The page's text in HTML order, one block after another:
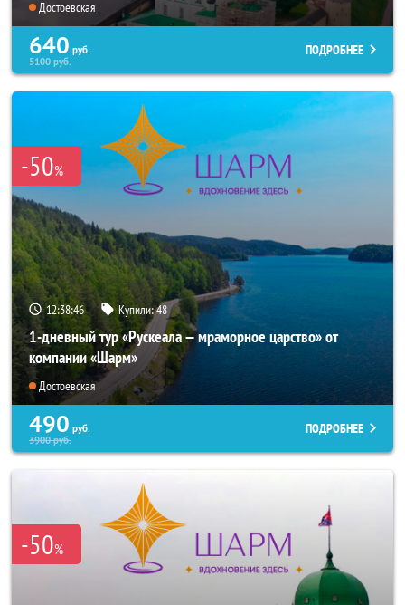
Достоевская
640 руб.
5100руб.
ПОДРОБНЕЕ
-50%
12:38:45 Купили:48
1-дневный тур «Рускеала — мраморное царство» от
компании «Шарм»
Достоевская
490 руб.
3900руб.
ПОДРОБНЕЕ
-50%